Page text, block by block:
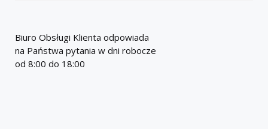
Biuro Obsługi Klienta odpowiada
na Państwa pytania w dni robocze
od 8:00 do 18:00